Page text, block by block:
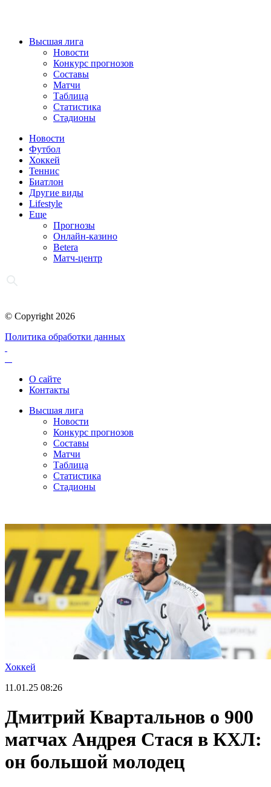
Высшая лига
Новости
Конкурс прогнозов
Составы
Матчи
Таблица
Статистика
Стадионы
Новости
Футбол
Хоккей
Теннис
Биатлон
Другие виды
Lifestyle
Еще
Прогнозы
Онлайн-казино
Betera
Матч-центр
© Copyright 2026
Политика обработки данных
О сайте
Контакты
Высшая лига
Новости
Конкурс прогнозов
Составы
Матчи
Таблица
Статистика
Стадионы
Хоккей
11.01.25 08:26
Дмитрий Квартальнов о 900
матчах Андрея Стася в КХЛ:
он большой молодец